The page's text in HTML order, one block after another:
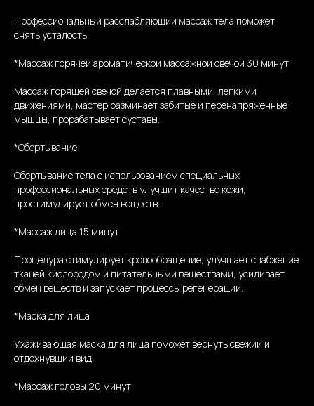
Профессиональный расслабляющий массаж тела поможет
снять усталость.
*Массаж горячей ароматической массажной свечой 30 минут
Массаж горящей свечой делается плавными, легкими
движениями, мастер разминает забитые и перенапряженные
мышцы, прорабатывает суставы.
*Обертывание
Обертывание тела с использованием специальных
профессиональных средств улучшит качество кожи,
простимулирует обмен веществ.
*Массаж лица 15 минут
Процедура стимулирует кровообращение, улучшает снабжение
тканей кислородом и питательными веществами, усиливает
обмен веществ и запускает процессы регенерации.
*Маска для лица
Ухаживающая маска для лица поможет вернуть свежий и
отдохнувший вид
*Массаж головы 20 минут